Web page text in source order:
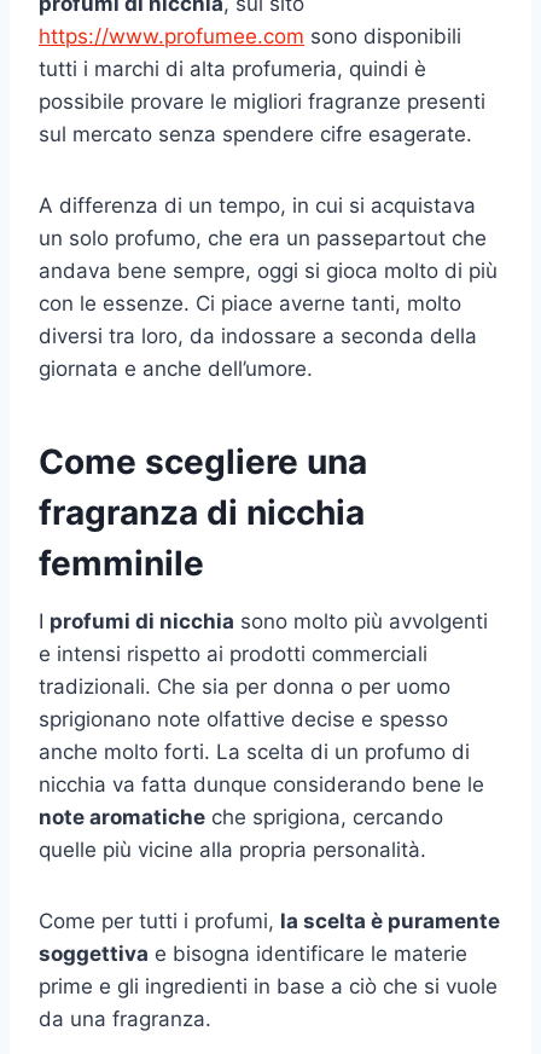
https://www.profumee.com sono disponibili
tutti i marchi di alta profumeria, quindi è
possibile provare le migliori fragranze presenti
sul mercato senza spendere cifre esagerate.
A differenza di un tempo, in cui si acquistava
un solo profumo, che era un passepartout che
andava bene sempre, oggi si gioca molto di più
con le essenze. Ci piace averne tanti, molto
diversi tra loro, da indossare a seconda della
giornata e anche dell’umore.
Come scegliere una
fragranza di nicchia
femminile
I profumi di nicchia sono molto più avvolgenti
e intensi rispetto ai prodotti commerciali
tradizionali. Che sia per donna o per uomo
sprigionano note olfattive decise e spesso
anche molto forti. La scelta di un profumo di
nicchia va fatta dunque considerando bene le
note aromatiche che sprigiona, cercando
quelle più vicine alla propria personalità.
Come per tutti i profumi, la scelta è puramente
soggettiva e bisogna identificare le materie
prime e gli ingredienti in base a ciò che si vuole
da una fragranza.